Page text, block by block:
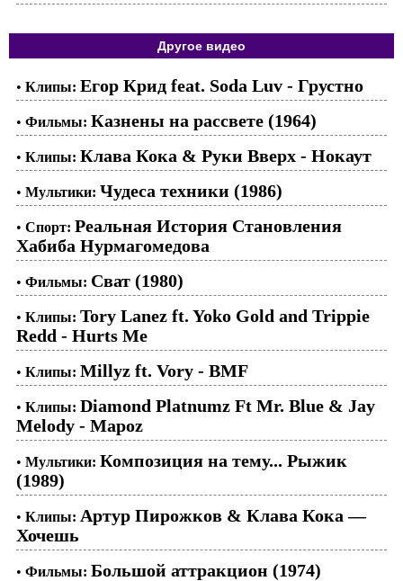
Другое видео
• Клипы: Егор Крид feat. Soda Luv - Грустно
• Фильмы: Казнены на рассвете (1964)
• Клипы: Клава Кока & Руки Вверх - Нокаут
• Мультики: Чудеса техники (1986)
• Спорт: Реальная История Становления
Хабиба Нурмагомедова
• Фильмы: Сват (1980)
• Клипы: Tory Lanez ft. Yoko Gold and Trippie
Redd - Hurts Me
• Клипы: Millyz ft. Vory - BMF
• Клипы: Diamond Platnumz Ft Mr. Blue & Jay
Melody - Mapoz
• Мультики: Композиция на тему... Рыжик
(1989)
• Клипы: Артур Пирожков & Клава Кока —
Хочешь
• Фильмы: Большой аттракцион (1974)